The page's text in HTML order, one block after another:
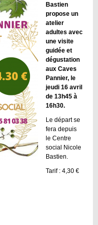
Bastien
propose un
atelier
adultes avec
une visite
guidée et
dégustation
aux Caves
Pannier, le
jeudi 16 avril
de 13h45 à
16h30.
Le départ se
fera depuis
le Centre
social Nicole
Bastien.
Tarif : 4,30 €